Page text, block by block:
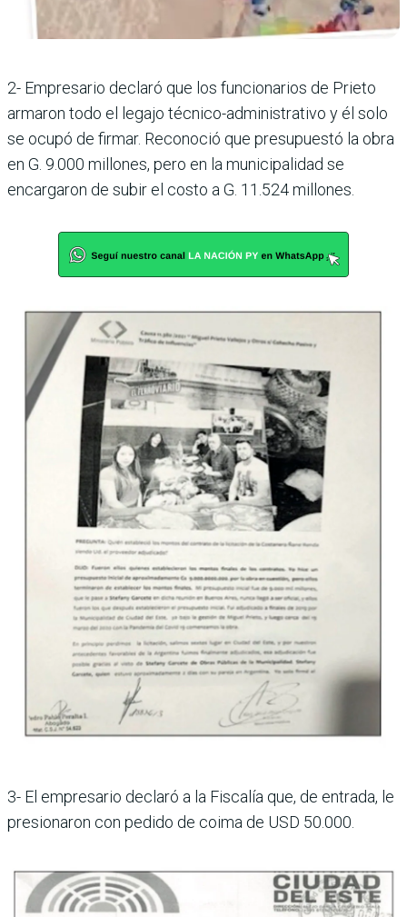
2- Empresario declaró que los funcionarios de Prieto
armaron todo el legajo técnico-administrativo y él solo
se ocupó de firmar. Reconoció que presupuestó la obra
en G. 9.000 millones, pero en la municipalidad se
encargaron de subir el costo a G. 11.524 millones.
3- El empresario declaró a la Fiscalía que, de entrada, le
presionaron con pedido de coima de USD 50.000.